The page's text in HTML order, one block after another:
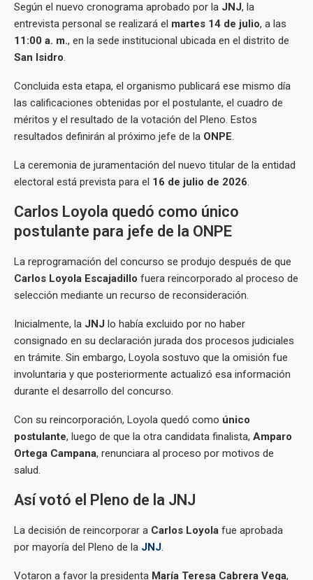
Según el nuevo cronograma aprobado por la JNJ, la
entrevista personal se realizará el martes 14 de julio, a las
11:00 a. m., en la sede institucional ubicada en el distrito de
San Isidro.
Concluida esta etapa, el organismo publicará ese mismo día
las calificaciones obtenidas por el postulante, el cuadro de
méritos y el resultado de la votación del Pleno. Estos
resultados definirán al próximo jefe de la ONPE.
La ceremonia de juramentación del nuevo titular de la entidad
electoral está prevista para el 16 de julio de 2026.
Carlos Loyola quedó como único
postulante para jefe de la ONPE
La reprogramación del concurso se produjo después de que
Carlos Loyola Escajadillo fuera reincorporado al proceso de
selección mediante un recurso de reconsideración.
Inicialmente, la JNJ lo había excluido por no haber
consignado en su declaración jurada dos procesos judiciales
en trámite. Sin embargo, Loyola sostuvo que la omisión fue
involuntaria y que posteriormente actualizó esa información
durante el desarrollo del concurso.
Con su reincorporación, Loyola quedó como único
postulante, luego de que la otra candidata finalista, Amparo
Ortega Campana, renunciara al proceso por motivos de
salud.
Así votó el Pleno de la JNJ
La decisión de reincorporar a Carlos Loyola fue aprobada
por mayoría del Pleno de la JNJ.
Votaron a favor la presidenta María Teresa Cabrera Vega,